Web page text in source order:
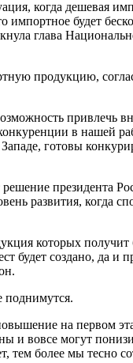
когда дешевая
импортное будет
глава
продукцию,
привлечь
в нашей
готовы
президента
развития, когда
которых
будет создано, да и
поднимутся.
на первом
и вовсе могут
тем более мы тесно